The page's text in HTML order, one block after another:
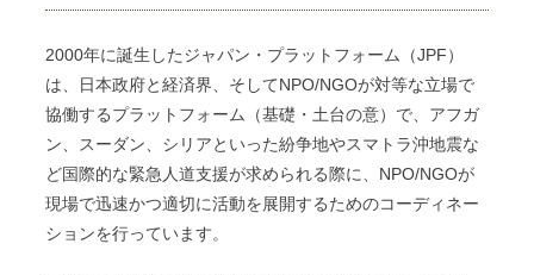
2000年に誕生したジャパン・プラットフォーム（JPF）
は、日本政府と経済界、そしてNPO/NGOが対等な立場で
協働するプラットフォーム（基礎・土台の意）で、アフガ
ン、スーダン、シリアといった紛争地やスマトラ沖地震な
ど国際的な緊急人道支援が求められる際に、NPO/NGOが
現場で迅速かつ適切に活動を展開するためのコーディネー
ションを行っています。